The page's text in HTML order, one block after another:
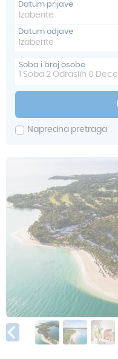
Datum prijave
Datum odjave
Soba i broj osobe
Soba 2 Odraslih 0 Dece
Napredna pretraga